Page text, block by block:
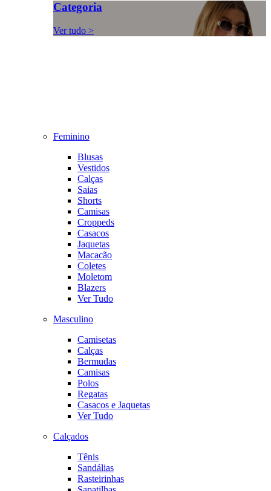
Categoria
Ver tudo >
Feminino
Blusas
Vestidos
Calças
Saias
Shorts
Camisas
Croppeds
Casacos
Jaquetas
Macacão
Coletes
Moletom
Blazers
Ver Tudo
Masculino
Camisetas
Calças
Bermudas
Camisas
Polos
Regatas
Casacos e Jaquetas
Ver Tudo
Calçados
Tênis
Sandálias
Rasteirinhas